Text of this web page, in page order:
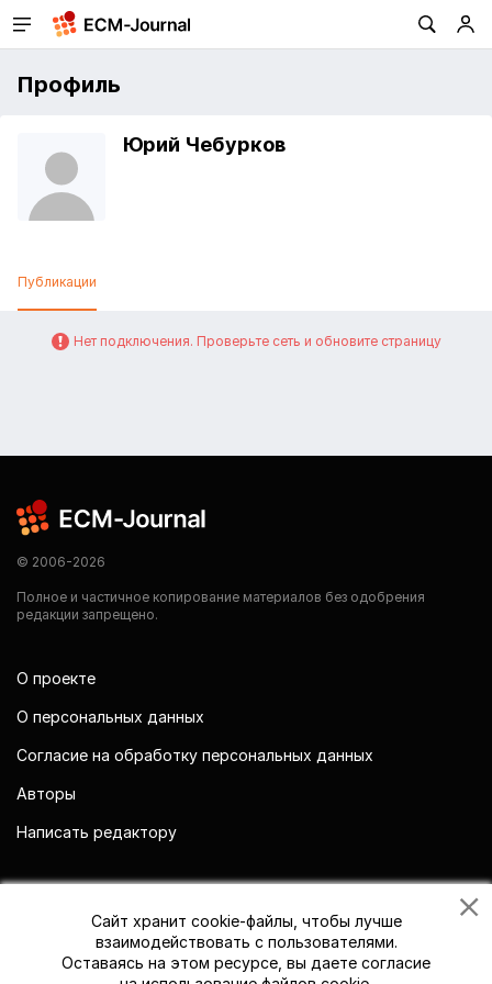
Профиль
Юрий Чебурков
Публикации
Нет подключения. Проверьте сеть и обновите страницу
© 2006-2026
Полное и частичное копирование материалов без одобрения
редакции запрещено.
О проекте
О персональных данных
Согласие на обработку персональных данных
Авторы
Написать редактору
Сайт хранит cookie-файлы, чтобы лучше
взаимодействовать с пользователями.
Оставаясь на этом ресурсе, вы даете согласие